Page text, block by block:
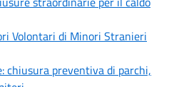
Volontari di Minori Stranieri
chiusura preventiva di parchi,